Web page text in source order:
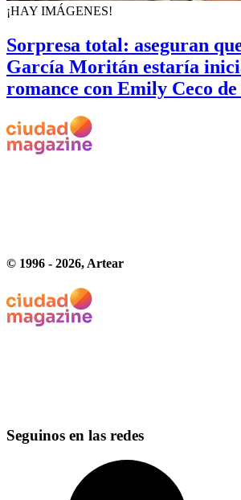
¡HAY IMÁGENES!
Sorpresa total: aseguran
García Moritán estaría
romance con Emily Ceco
© 1996 - 2026, Artear
Seguinos en las redes